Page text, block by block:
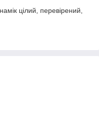
цілий, перевірений,